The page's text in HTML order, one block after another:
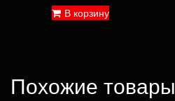
В корзину
Похожие товары